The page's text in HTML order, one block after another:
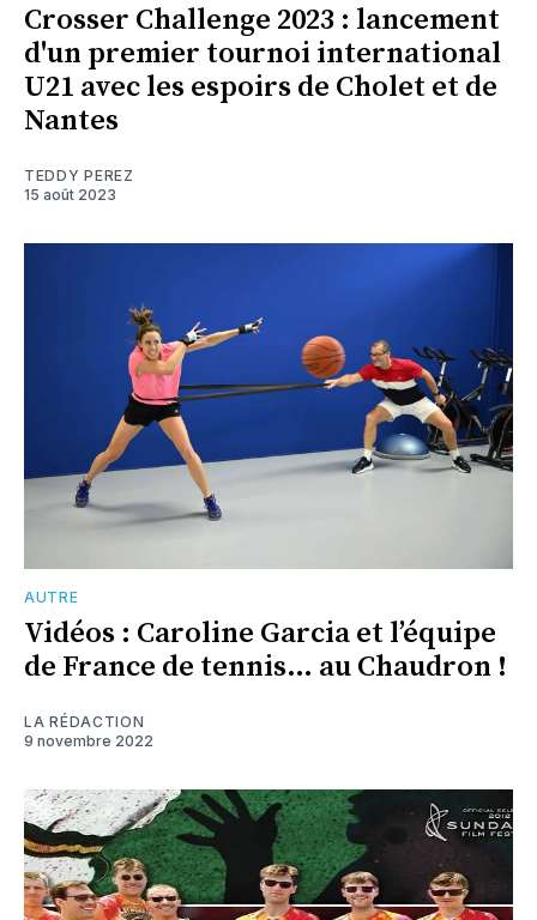
Crosser Challenge 2023 : lancement
d'un premier tournoi international
U21 avec les espoirs de Cholet et de
Nantes
TEDDY PEREZ
15 août 2023
AUTRE
Vidéos : Caroline Garcia et l’équipe
de France de tennis… au Chaudron !
LA RÉDACTION
9 novembre 2022